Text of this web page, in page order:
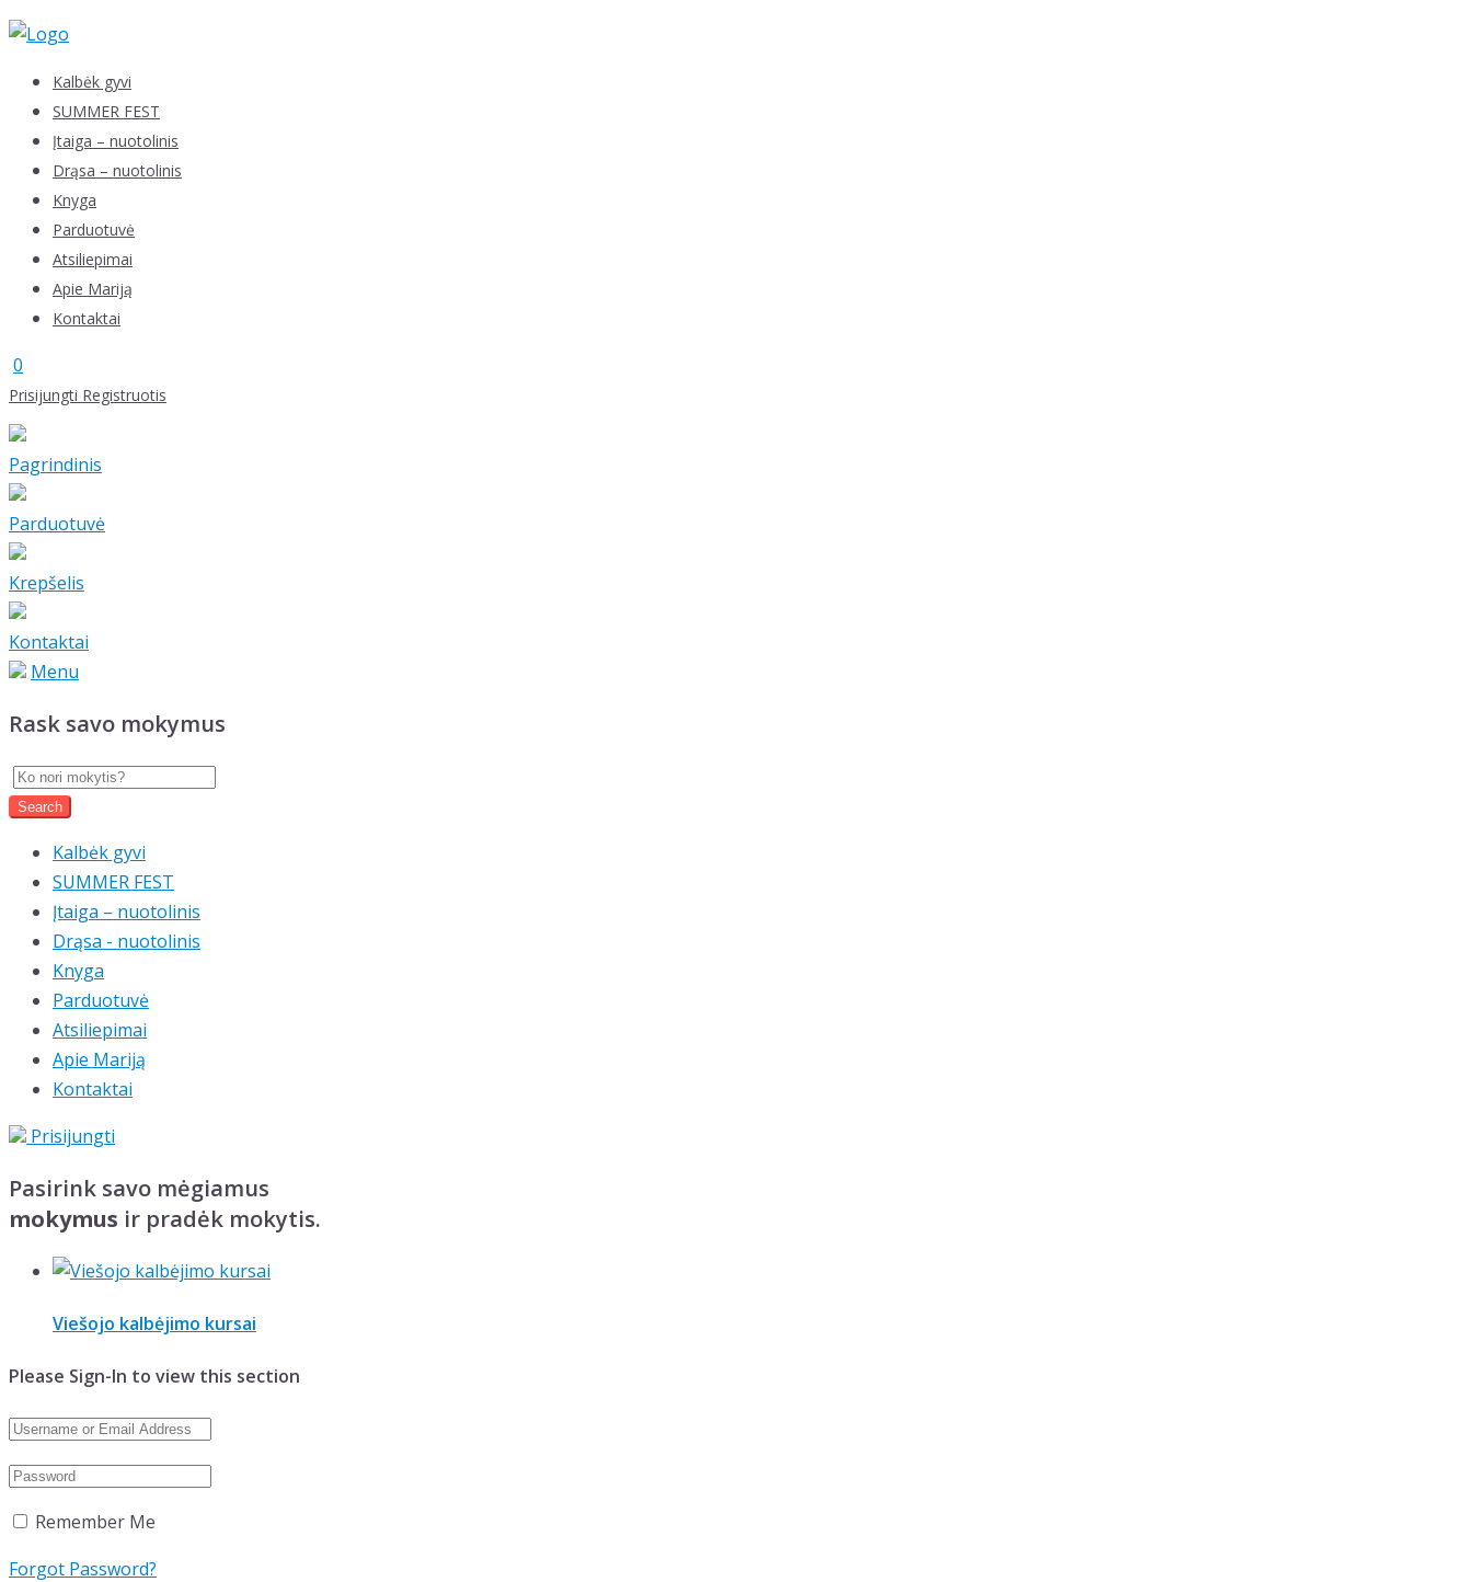
Skip
contentKalbėk gyvi
SUMMER FEST
Įtaiga – nuotolinis
Drąsa – nuotolinis
Knyga
Parduotuvė
Atsiliepimai
Apie Mariją
Kontaktai
0
Prisijungti Registruotis
Pagrindinis
Parduotuvė
Krepšelis
Kontaktai
Menu
Rask savo mokymus
Kalbėk gyvi
SUMMER FEST
Įtaiga – nuotolinis
Drąsa - nuotolinis
Knyga
Parduotuvė
Atsiliepimai
Apie Mariją
Kontaktai
Prisijungti
Pasirink savo mėgiamus
mokymus ir pradėk mokytis.
Viešojo kalbėjimo kursai
Please Sign-In to view this section
Remember Me
Forgot Password?